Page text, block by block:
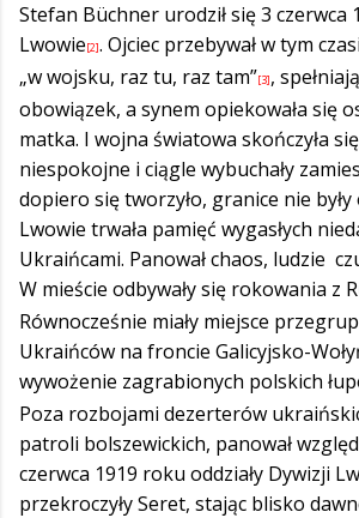
Stefan Büchner urodził się 3 czerwca
Lwowie[2]. Ojciec przebywał w tym
„w wojsku, raz tu, raz tam”[3],
obowiązek, a synem opiekowała się
matka. I wojna światowa skończyła
niespokojne i ciągle wybuchały
dopiero się tworzyło, granice nie
Lwowie trwała pamięć wygasłych
Ukraińcami. Panował chaos, ludzie
W mieście odbywały się rokowania z
Równocześnie miały miejsce
Ukraińców na froncie Galicyjsko-
wywożenie zagrabionych polskich
Poza rozbojami dezerterów
patroli bolszewickich, panował
czerwca 1919 roku oddziały Dywizji
przekroczyły Seret, stając blisko